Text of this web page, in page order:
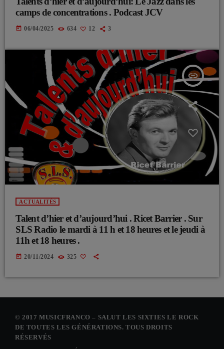
camps de concentrations . Podcast JCV
today 06/04/2025 634 12 3
insert_link
ACTUALITÉS
Talent d’hier et d’aujourd’hui . Ricet Barrier . Sur
SLS Radio le mardi à 11 h et 18 heures et le jeudi à
11h et 18 heures .
today 20/11/2024 325
© 2017 MUSICFRANCO – SALUT LES SIXTIES LE ROCK
DE TOUTES LES GÉNÉRATIONS. TOUS DROITS
RÉSERVÉS